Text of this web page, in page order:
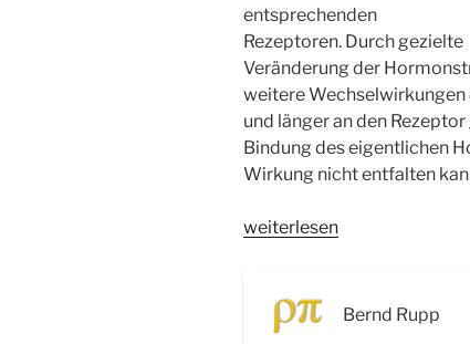
entsprechenden
Rezeptoren. Durch gezielte
Veränderung der
weitere
und länger an den
Bindung des eigentlichen
Wirkung nicht entfalten
„WSR072
Gestagene,
Androgene“
weiterlesen
Bernd Rupp